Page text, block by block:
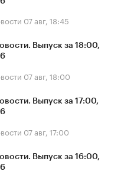
07 авг, 18:45
Выпуск за 18:00,
07 авг, 18:00
Выпуск за 17:00,
07 авг, 17:00
Выпуск за 16:00,